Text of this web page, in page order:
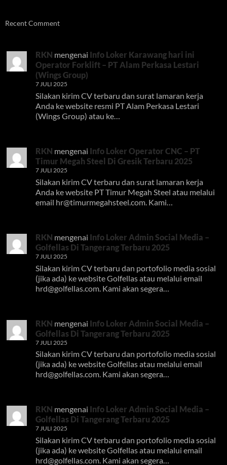
Recent Comment
RKN mengenai Info Loker Karawang hari ini
Operator Forklift – PT Alam Perkasa Lestari
(Wings Group)
7 JULI 2025
Silakan kirim CV terbaru dan surat lamaran kerja
Anda ke website resmi PT Alam Perkasa Lestari
(Wings Group) atau ke…
RKN mengenai Info Loker Operator CNC – PT
Timur Megah Steel Di Gresik Terbaru 2025
7 JULI 2025
Silakan kirim CV terbaru dan surat lamaran kerja
Anda ke website PT Timur Megah Steel atau melalui
email hr@timurmegahsteel.com. Kami…
RKN mengenai Info Loker Admin Social Media –
Golfellas Di Tangerang Terbaru 2025
7 JULI 2025
Silakan kirim CV terbaru dan portofolio media sosial
(jika ada) ke website Golfellas atau melalui email
hrd@golfellas.com . Kami akan segera…
RKN mengenai Info Loker Admin Social Media –
Golfellas Di Tangerang Terbaru 2025
7 JULI 2025
Silakan kirim CV terbaru dan portofolio media sosial
(jika ada) ke website Golfellas atau melalui email
hrd@golfellas.com. Kami akan segera…
RKN mengenai Info Loker Admin Social Media –
Golfellas Di Tangerang Terbaru 2025
7 JULI 2025
Silakan kirim CV terbaru dan portofolio media sosial
(jika ada) ke website Golfellas atau melalui email
hrd@golfellas.com. Kami akan segera…